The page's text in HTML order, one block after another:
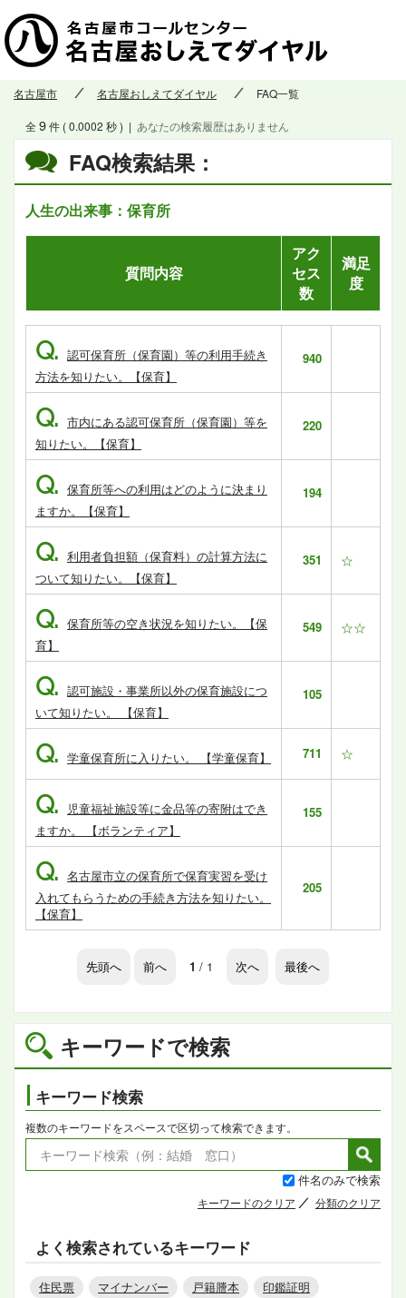
名古屋市 名古屋おしえてダイヤル FAQ一覧
キーワードで検索
キーワード検索
複数のキーワードをスペースで区切って検索できます。
件名のみで検索
キーワードのクリア 分類のクリア
よく検索されているキーワード
住民票 マイナンバー 戸籍謄本
印鑑証明
FAQ検索結果：
人生の出来事：保育所
全9件 ( 0.0002 秒 ) | あなたの検索履歴はありません
質問内容
アク
セス
数
満足
度
Q. 認可保育所（保育園）等の利用手続き
方法を知りたい。【保育】
940
Q. 市内にある認可保育所（保育園）等を
知りたい。【保育】
220
Q. 保育所等への利用はどのように決まり
ますか。【保育】
194
Q. 利用者負担額（保育料）の計算方法に
ついて知りたい。【保育】
351 ☆
Q. 保育所等の空き状況を知りたい。【保
育】
549 ☆☆
Q. 認可施設・事業所以外の保育施設につ
いて知りたい。 【保育】
105
Q. 学童保育所に入りたい。 【学童保育】 711 ☆
Q.
児童福祉施設等に金品等の寄附はでき
ますか。 【ボランティア】
155
Q. 名古屋市立の保育所で保育実習を受け
入れてもらうための手続き方法を知りたい。
【保育】
205
先頭へ 前へ 1 / 1 次へ 最後へ